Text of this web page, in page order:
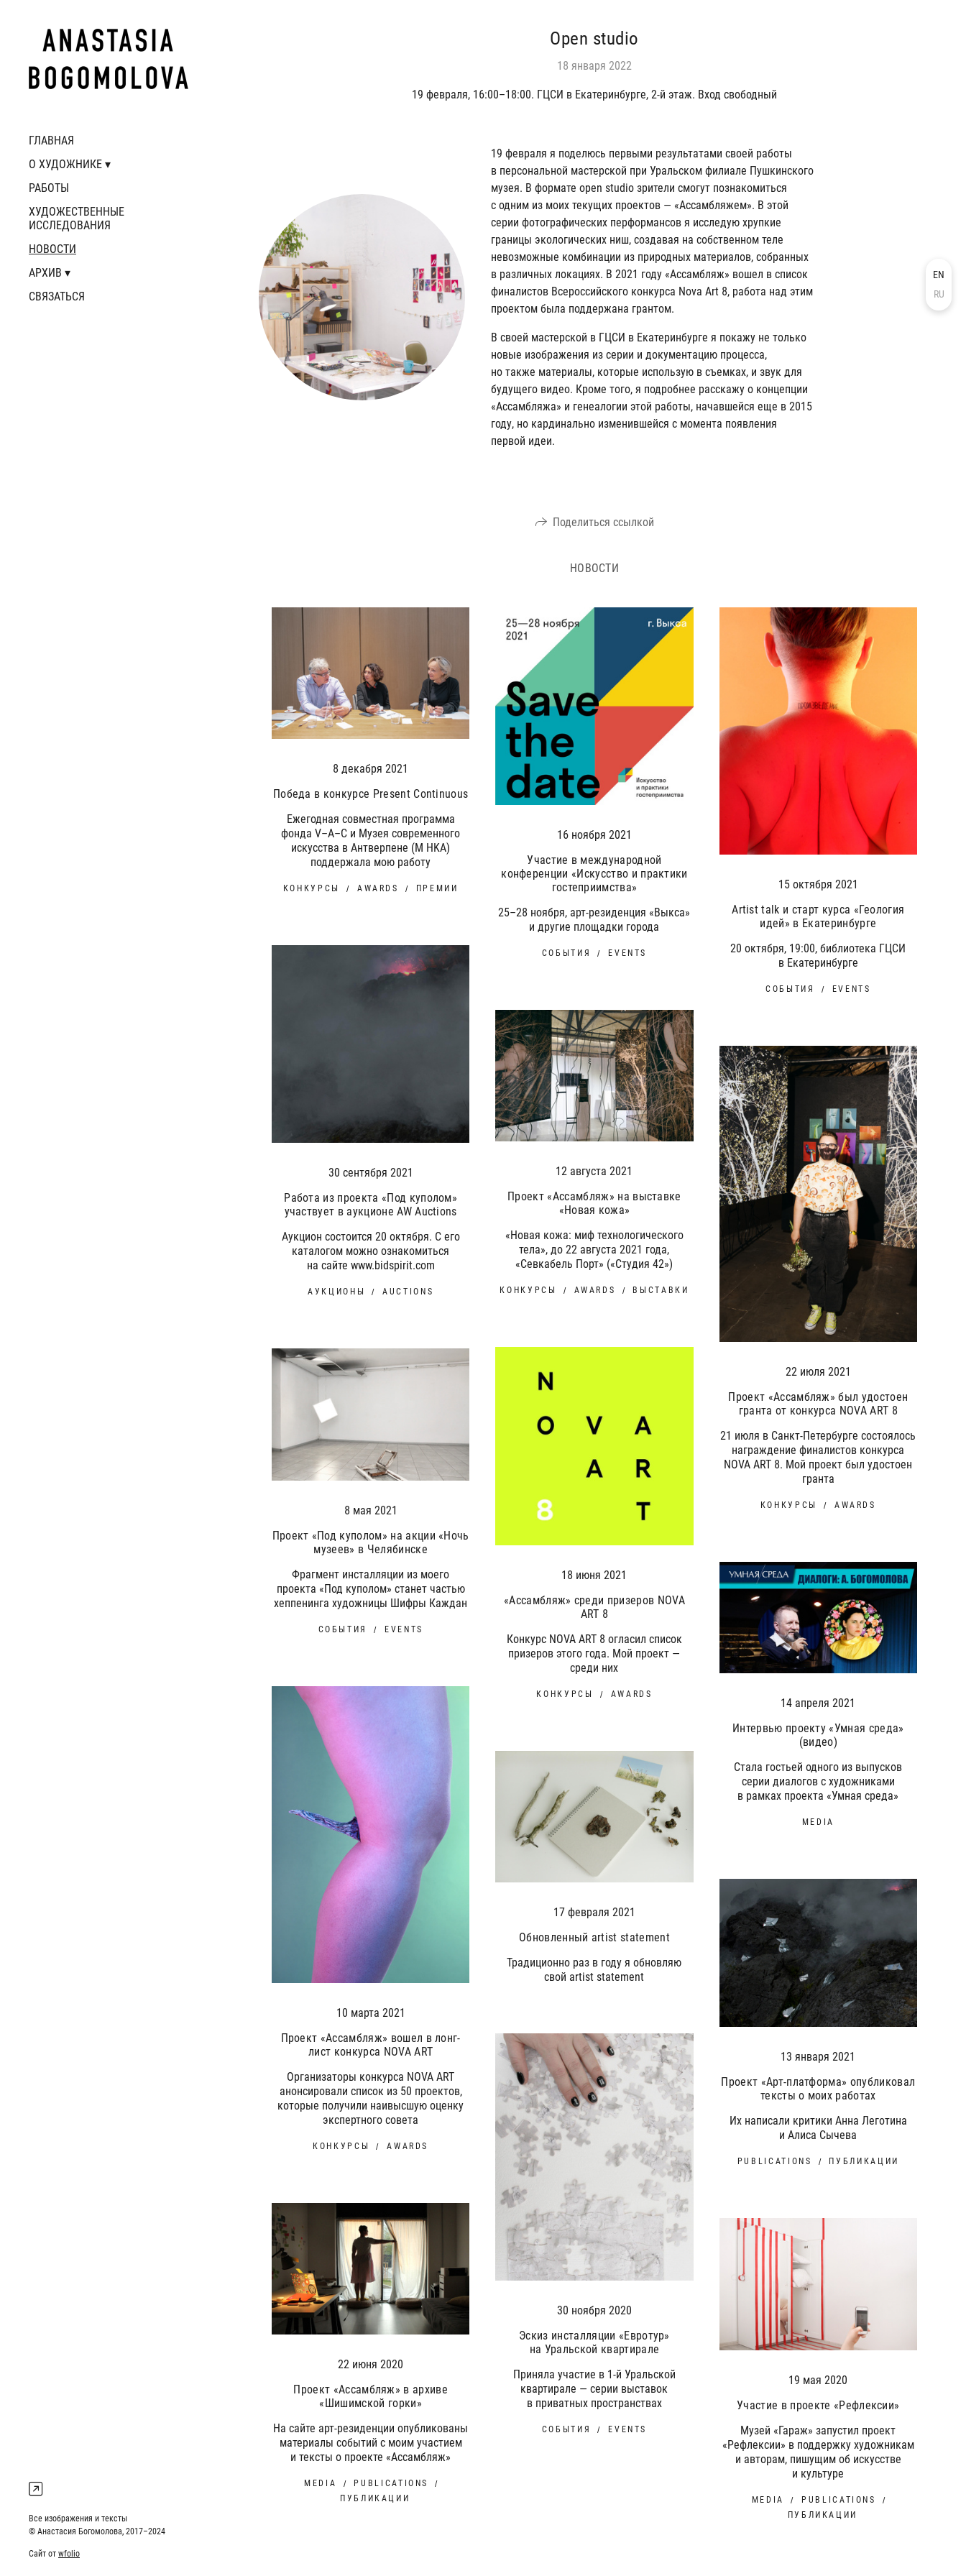
ГЛАВНАЯ
О ХУДОЖНИКЕ
РАБОТЫ
ХУДОЖЕСТВЕННЫЕ
ИССЛЕДОВАНИЯ
НОВОСТИ
АРХИВ
СВЯЗАТЬСЯ
Все изображения и тексты
© Анастасия Богомолова, 2017–2024
Сайт от wfolio
Open studio
18 января 2022
19 февраля, 16:00–18:00. ГЦСИ в Екатеринбурге, 2-й этаж. Вход свободный
19 февраля я поделюсь первыми результатами своей работы
в персональной мастерской при Уральском филиале Пушкинского
музея. В формате open studio зрители смогут познакомиться
с одним из моих текущих проектов — «Ассамбляжем». В этой
серии фотографических перформансов я исследую хрупкие
границы экологических ниш, создавая на собственном теле
невозможные комбинации из природных материалов, собранных
в различных локациях. В 2021 году «Ассамбляж» вошел в список
финалистов Всероссийского конкурса Nova Art 8, работа над этим
проектом была поддержана грантом.
В своей мастерской в ГЦСИ в Екатеринбурге я покажу не только
новые изображения из серии и документацию процесса,
но также материалы, которые использую в съемках, и звук для
будущего видео. Кроме того, я подробнее расскажу о концепции
«Ассамбляжа» и генеалогии этой работы, начавшейся еще в 2015
году, но кардинально изменившейся с момента появления
первой идеи.
Поделиться ссылкой
НОВОСТИ
8 декабря 2021
Победа в конкурсе Present Continuous
Ежегодная совместная программа
фонда V–A–C и Музея современного
искусства в Антверпене (M HKA)
поддержала мою работу
КОНКУРСЫ AWARDS ПРЕМИИ
16 ноября 2021
Участие в международной
конференции «Искусство и практики
гостеприимства»
25–28 ноября, арт-резиденция «Выкса»
и другие площадки города
СОБЫТИЯ EVENTS
15 октября 2021
Artist talk и старт курса «Геология
идей» в Екатеринбурге
20 октября, 19:00, библиотека ГЦСИ
в Екатеринбурге
СОБЫТИЯ EVENTS
30 сентября 2021
Работа из проекта «Под куполом»
участвует в аукционе AW Auctions
Аукцион состоится 20 октября. С его
каталогом можно ознакомиться
на сайте www.bidspirit.com
АУКЦИОНЫ AUCTIONS
12 августа 2021
Проект «Ассамбляж» на выставке
«Новая кожа»
«Новая кожа: миф технологического
тела», до 22 августа 2021 года,
«Севкабель Порт» («Студия 42»)
КОНКУРСЫ AWARDS ВЫСТАВКИ
22 июля 2021
Проект «Ассамбляж» был удостоен
гранта от конкурса NOVA ART 8
21 июля в Санкт-Петербурге состоялось
награждение финалистов конкурса
NOVA ART 8. Мой проект был удостоен
гранта
КОНКУРСЫ AWARDS
18 июня 2021
«Ассамбляж» среди призеров NOVA
ART 8
Конкурс NOVA ART 8 огласил список
призеров этого года. Мой проект —
среди них
КОНКУРСЫ AWARDS
8 мая 2021
Проект «Под куполом» на акции «Ночь
музеев» в Челябинске
Фрагмент инсталляции из моего
проекта «Под куполом» станет частью
хеппенинга художницы Шифры Каждан
СОБЫТИЯ EVENTS
14 апреля 2021
Интервью проекту «Умная среда»
(видео)
Стала гостьей одного из выпусков
серии диалогов с художниками
в рамках проекта «Умная среда»
MEDIA
10 марта 2021
Проект «Ассамбляж» вошел в лонг-
лист конкурса NOVA ART
Организаторы конкурса NOVA ART
анонсировали список из 50 проектов,
которые получили наивысшую оценку
экспертного совета
КОНКУРСЫ AWARDS
17 февраля 2021
Обновленный artist statement
Традиционно раз в году я обновляю
свой artist statement
13 января 2021
Проект «Арт-платформа» опубликовал
тексты о моих работах
Их написали критики Анна Леготина
и Алиса Сычева
PUBLICATIONS ПУБЛИКАЦИИ
30 ноября 2020
Эскиз инсталляции «Евротур»
на Уральской квартирале
Приняла участие в 1-й Уральской
квартирале — серии выставок
в приватных пространствах
СОБЫТИЯ EVENTS
22 июня 2020
Проект «Ассамбляж» в архиве
«Шишимской горки»
На сайте арт-резиденции опубликованы
материалы событий с моим участием
и тексты о проекте «Ассамбляж»
MEDIA
PUBLICATIONS
ПУБЛИКАЦИИ
19 мая 2020
Участие в проекте «Рефлексии»
Музей «Гараж» запустил проект
«Рефлексии» в поддержку художникам
и авторам, пишущим об искусстве
и культуре
MEDIA
PUBLICATIONS
ПУБЛИКАЦИИ
EN
RU